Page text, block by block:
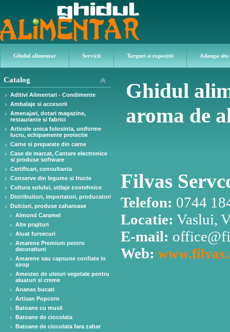
Ghidul alimentar Servicii Targuri si expozitii Adauga site
Catalog
Aditivi Alimentari - Condimente
Ambalaje si accesorii
Amenajari, dotari magazine,
restaurante si fabrici
Articole unica folosinta, uniforme
lucru, echipamente protectie
Carne si preparate din carne
Case de marcat, Cantare electronice
si produse software
Certificari, consultanta
Conserve din legume si fructe
Cultura solului, utilaje zootehnice
Distribuitori, importatori, producatori
Dulciuri, produse zaharoase
Almond Caramel
Alte prajituri
Aluat fursecuri
Amarene Premium pentru
decoratiuni
Amarene sau capsune confiate in
sirop
Amestec de uleiuri vegetale pentru
aluaturi si creme
Ananas bucati
Artisan Popcorn
Batoane cu musli
Batoane de ciocolata
Batoane de ciocolata fara zahar
Ghidul
aroma de
Filvas
Telefon: 0744
Locatie: Vaslui,
E-mail:
Web: